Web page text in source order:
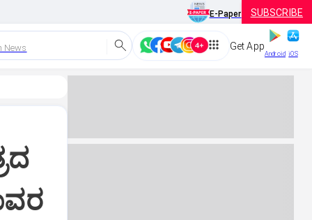
E-Paper SUBSCRIBE
News Get App
Android iOS